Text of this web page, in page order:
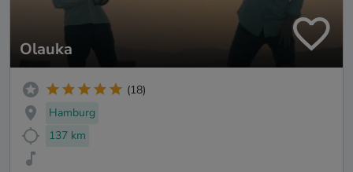
Olauka
(18)
Hamburg
137 km